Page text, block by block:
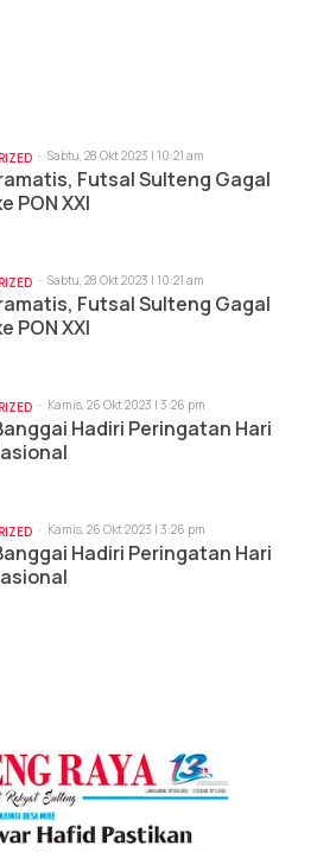
Sabtu, 28 Okt 2023 | 10:21 am
Futsal Sulteng Gagal
PON XXI
Sabtu, 28 Okt 2023 | 10:21 am
Futsal Sulteng Gagal
PON XXI
Kamis, 26 Okt 2023 | 3:26 pm
Hadiri Peringatan Hari
Kamis, 26 Okt 2023 | 3:26 pm
Hadiri Peringatan Hari